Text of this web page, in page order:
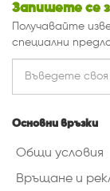
Запишете се
Получавайте
специални
Основни връзки
Общи условия
Връщане и